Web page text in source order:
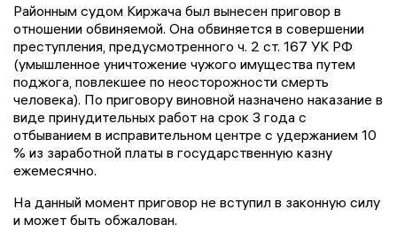
Районным судом Киржача был вынесен приговор в
отношении обвиняемой. Она обвиняется в совершении
преступления, предусмотренного ч. 2 ст. 167 УК РФ
(умышленное уничтожение чужого имущества путем
поджога, повлекшее по неосторожности смерть
человека). По приговору виновной назначено наказание в
виде принудительных работ на срок 3 года с
отбыванием в исправительном центре с удержанием 10
% из заработной платы в государственную казну
ежемесячно.
На данный момент приговор не вступил в законную силу
и может быть обжалован.